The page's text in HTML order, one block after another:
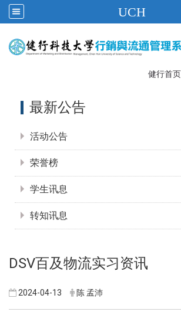
UCH
健行首页
最新公告
活动公告
荣誉榜
学生讯息
转知讯息
​DSV百及物流实习资讯
2024-04-13 陈 孟沛